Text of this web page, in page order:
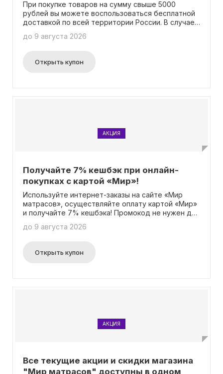
При покупке товаров на сумму свыше 5000
рублей вы можете воспользоваться бесплатной
доставкой по всей территории России. В случае,
доставки будет рассчитана в зависимости от
доставки могут различаться в зависимости от
состава вашего заказа. Дополнительную
до 9 августа 2026
Открыть купон
АКЦИЯ
Получайте 7% кешбэк при онлайн-
покупках с картой «Мир»!
Используйте интернет-заказы на сайте «Мир
матрасов», осуществляйте оплату картой «Мир»
и получайте 7% кешбэка! Промокод не нужен для
до 9 августа 2026
Открыть купон
АКЦИЯ
Все текущие акции и скидки магазина
"Мир матрасов" доступны в одном